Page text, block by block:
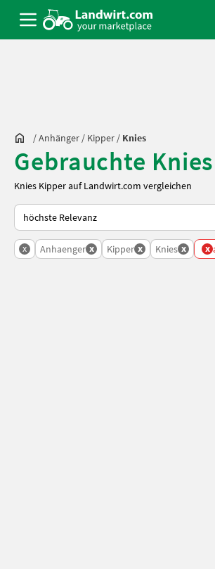
/Anhänger / Kipper / Knies
Gebrauchte
Knies Kipper auf Landwirt.com vergleichen
So wird auf Landwirt.com sortiert
x Anhaenger x Kipper x Knies x x